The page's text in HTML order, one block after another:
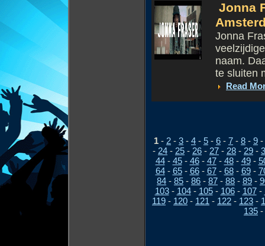
Jonna
Jonna
naam.
te sluiten
Read
1 - 2 - 3 - 4 - 5 - 6 - 7 - 8 - 9 -
- 24 - 25 - 26 - 27 - 28 - 29 -
44- 45- 46- 47- 48- 49-
64- 65- 66- 67- 68- 69-
84 - 85 - 86 - 87 - 88 - 89 -
103- 104- 105- 106- 107-
119 - 120 - 121 - 122 - 123 -
135 -